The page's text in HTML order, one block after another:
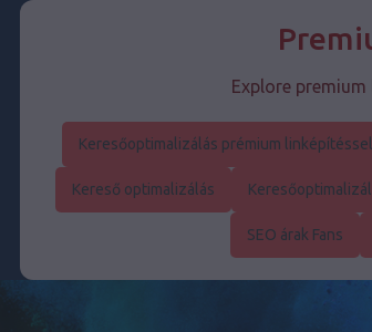
Explore
Keresőoptimalizálás prémium
Kereső optimalizálás
SEO árak Fans